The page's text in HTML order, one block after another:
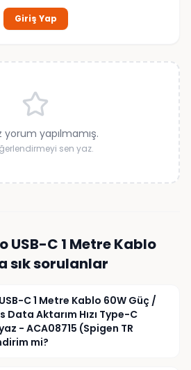
Giriş Yap
yorum yapılmamış.
sen yaz.
USB-C 1 Metre Kablo
sık sorulanlar
C 1 Metre Kablo 60W Güç /
Data Aktarım Hızı Type-C
- ACA08715 (Spigen TR
mi?